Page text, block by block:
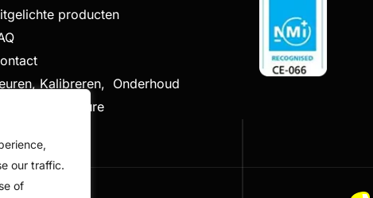
our traffic.
of
producten
Kalibreren, Onderhoud